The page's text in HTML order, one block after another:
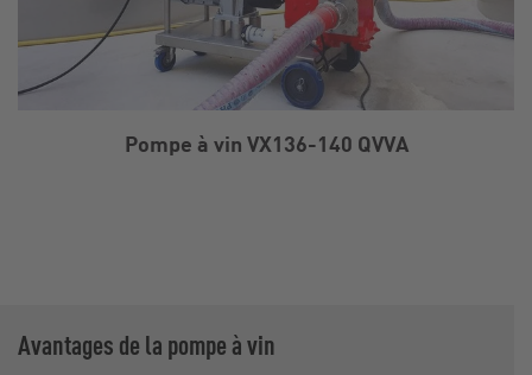
Pompe à vin VX136-140 QVVA
Avantages de la pompe à vin